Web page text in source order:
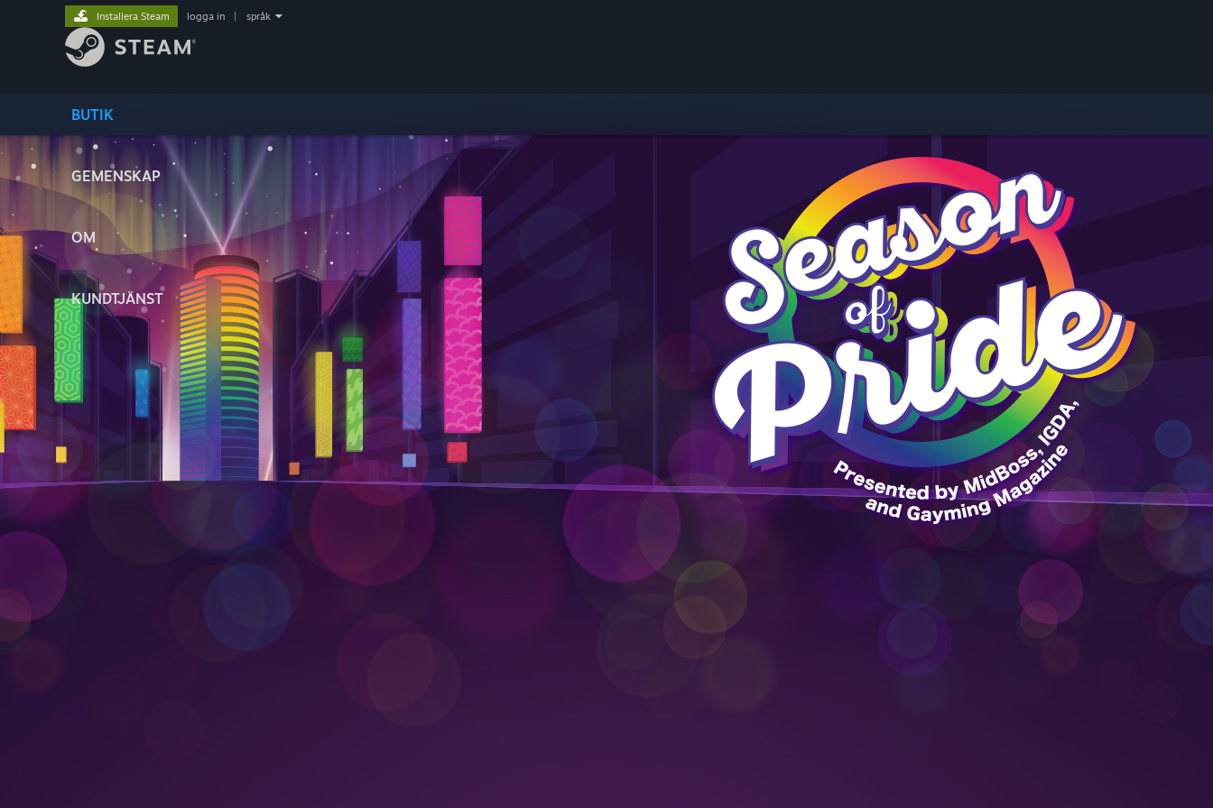
BUTIK
GEMENSKAP
OM
KUNDTJÄNST
Installera Steam logga in språk